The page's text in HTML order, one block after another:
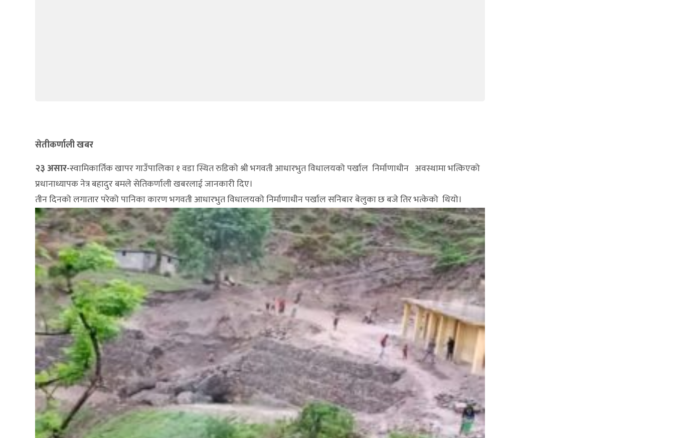
सेतीकर्णाली खबर
२३ असार-स्वामिकार्तिक खापर गाउँपालिका १ वडा स्थित रुडिको श्री भगवती आधारभुत विधालयको पर्खाल निर्माणाधीन अवस्थामा भत्किएको
प्रधानाध्यापक नेत्र बहादुर बमले सेतिकर्णाली खबरलाई जानकारी दिए।
तीन दिनको लगातार परेको पानिका कारण भगवती आधारभुत विधालयको निर्माणाधीन पर्खाल सनिबार बेलुका छ बजे तिर भत्केको थियो।